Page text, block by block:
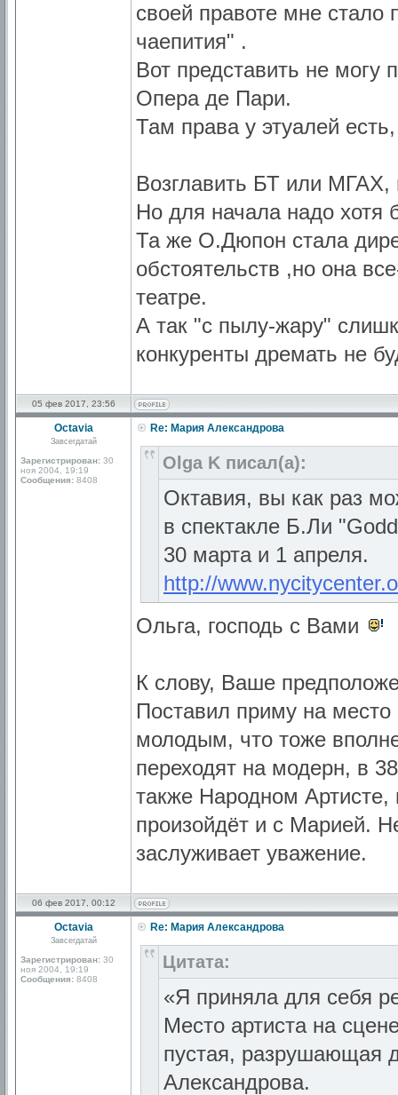
своей правоте мне стало
чаепития" .
Вот представить не
Опера де Пари.
Там права у этуалей
Возглавить БТ или МГАХ,
Но для начала надо хотя
Та же О.Дюпон стала
обстоятельств ,но она
театре.
А так "с пылу-жару"
конкуренты дремать не
05 фев 2017, 23:56
Octavia
Завсегдатай
Зарегистрирован: 30
ноя 2004, 19:19
Сообщения: 8408
Re: Мария Александрова
Olga K писал(а):
Октавия, вы как раз
в спектакле Б.Ли
30 марта и 1 апреля.
http://
Ольга, господь с Вами
К слову, Ваше
Поставил приму на место
молодым, что тоже
переходят на модерн, в
также Народном
произойдёт и с Марией.
заслуживает уважение.
06 фев 2017, 00:12
Octavia
Завсегдатай
Зарегистрирован: 30
ноя 2004, 19:19
Сообщения: 8408
Re: Мария Александрова
Цитата:
«Я приняла для себя
Место артиста на
пустая, разрушающая
Александрова.